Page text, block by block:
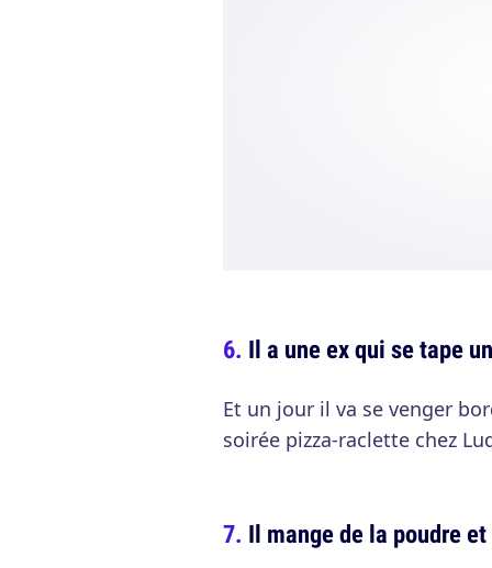
Il a une ex qui se tape
Et un jour il va se venger
soirée pizza-raclette chez
Il mange de la poudre